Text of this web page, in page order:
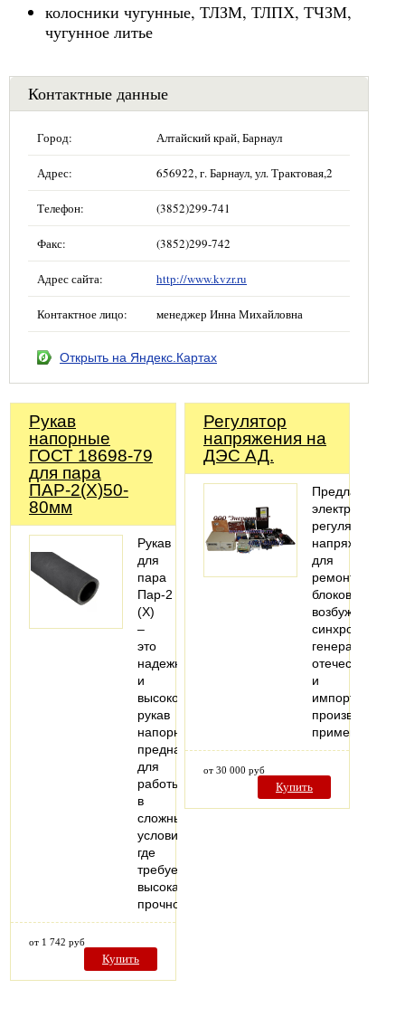
колосники чугунные, ТЛЗМ, ТЛПХ, ТЧЗМ,
чугунное литье
Контактные данные
Город: Алтайский край, Барнаул
Адрес: 656922, г. Барнаул, ул. Трактовая,2
Телефон: (3852)299-741
Факс: (3852)299-742
Адрес сайта: http://www.kvzr.ru
Контактное лицо: менеджер Инна Михайловна
Открыть на Яндекс.Картах
Рукав
напорные
ГОСТ 18698-79
для пара
ПАР-2(Х)50-
80мм
Рукав
для
пара
Пар-2
(X)
–
это
надежный
и
высококачественный
рукав
напорный,
предназначенный
для
работы
в
сложных
условиях,
где
требуется
высокая
прочность…
от 1 742 руб
Купить
Регулятор
напряжения на
ДЭС АД.
Предлагаем
электронные
регуляторы
напряжения
для
ремонта
блоков
возбуждения
синхронных
генераторов
отечественного
и
импортного
производства,
от 30 000 руб
Купить